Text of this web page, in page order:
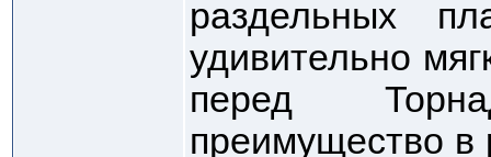
раздельных
удивительно
перед
преимущество в